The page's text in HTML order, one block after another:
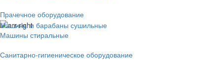
Прачечное оборудование
Машины и барабаны сушильные
Машины стиральные
Санитарно-гигиеническое оборудование